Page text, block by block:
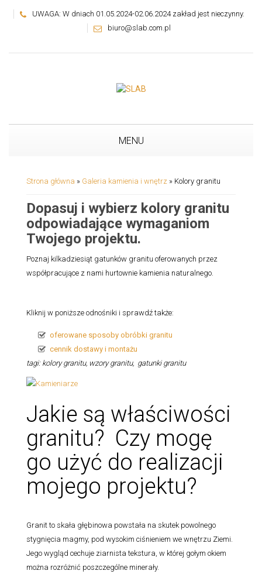
UWAGA: W dniach 01.05.2024-02.06.2024 zakład jest nieczynny.
biuro@slab.com.pl
MENU
Strona główna » Galeria kamienia i wnętrz » Kolory granitu
Dopasuj i wybierz kolory granitu
odpowiadające wymaganiom
Twojego projektu.
Poznaj kilkadziesiąt gatunków granitu oferowanych przez
współpracujące z nami hurtownie kamienia naturalnego.
Kliknij w poniższe odnośniki i sprawdź także:
oferowane sposoby obróbki granitu
cennik dostawy i montażu
tagi: kolory granitu, wzory granitu, gatunki granitu
Jakie są właściwości
granitu? Czy mogę
go użyć do realizacji
mojego projektu?
Granit to skała głębinowa powstała na skutek powolnego
stygnięcia magmy, pod wysokim ciśnieniem we wnętrzu Ziemi.
Jego wygląd cechuje ziarnista tekstura, w której gołym okiem
można rozróżnić poszczególne minerały.